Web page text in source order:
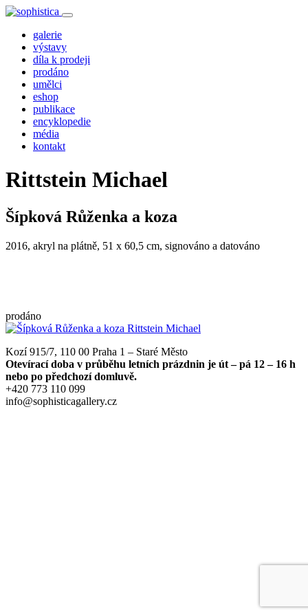
galerie
výstavy
díla k prodeji
prodáno
umělci
eshop
publikace
encyklopedie
média
kontakt
Rittstein Michael
Šípková Růženka a koza
2016, akryl na plátně, 51 x 60,5 cm, signováno a datováno
prodáno
Kozí 915/7, 110 00 Praha 1 – Staré Město
Otevírací doba v průběhu letních prázdnin je út – pá 12 – 16 h
nebo po předchozí domluvě.
+420 773 110 099
info@sophisticagallery.cz